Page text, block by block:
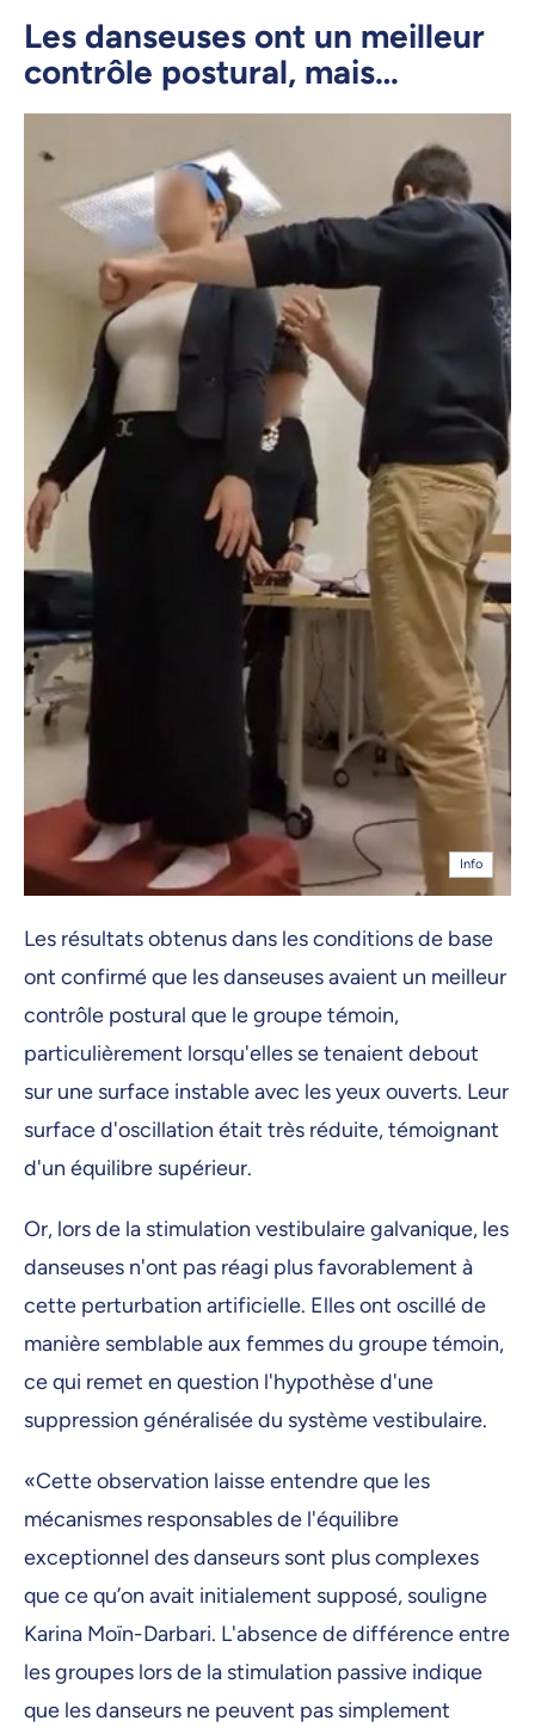
Les danseuses ont un meilleur
contrôle postural, mais…
Info
Les résultats obtenus dans les conditions de base
ont confirmé que les danseuses avaient un meilleur
contrôle postural que le groupe témoin,
particulièrement lorsqu'elles se tenaient debout
sur une surface instable avec les yeux ouverts. Leur
surface d'oscillation était très réduite, témoignant
d'un équilibre supérieur.
Or, lors de la stimulation vestibulaire galvanique, les
danseuses n'ont pas réagi plus favorablement à
cette perturbation artificielle. Elles ont oscillé de
manière semblable aux femmes du groupe témoin,
ce qui remet en question l'hypothèse d'une
suppression généralisée du système vestibulaire.
«Cette observation laisse entendre que les
mécanismes responsables de l'équilibre
exceptionnel des danseurs sont plus complexes
que ce qu’on avait initialement supposé, souligne
Karina Moïn-Darbari. L'absence de différence entre
les groupes lors de la stimulation passive indique
que les danseurs ne peuvent pas simplement